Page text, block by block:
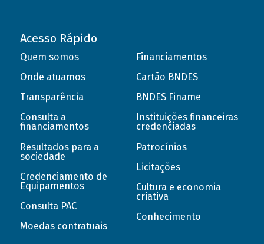
Acesso Rápido
Quem somos
Onde atuamos
Transparência
Consulta a
financiamentos
Resultados para a
sociedade
Credenciamento de
Equipamentos
Consulta PAC
Moedas contratuais
Financiamentos
Cartão BNDES
BNDES Finame
Instituições financeiras
credenciadas
Patrocínios
Licitações
Cultura e economia
criativa
Conhecimento